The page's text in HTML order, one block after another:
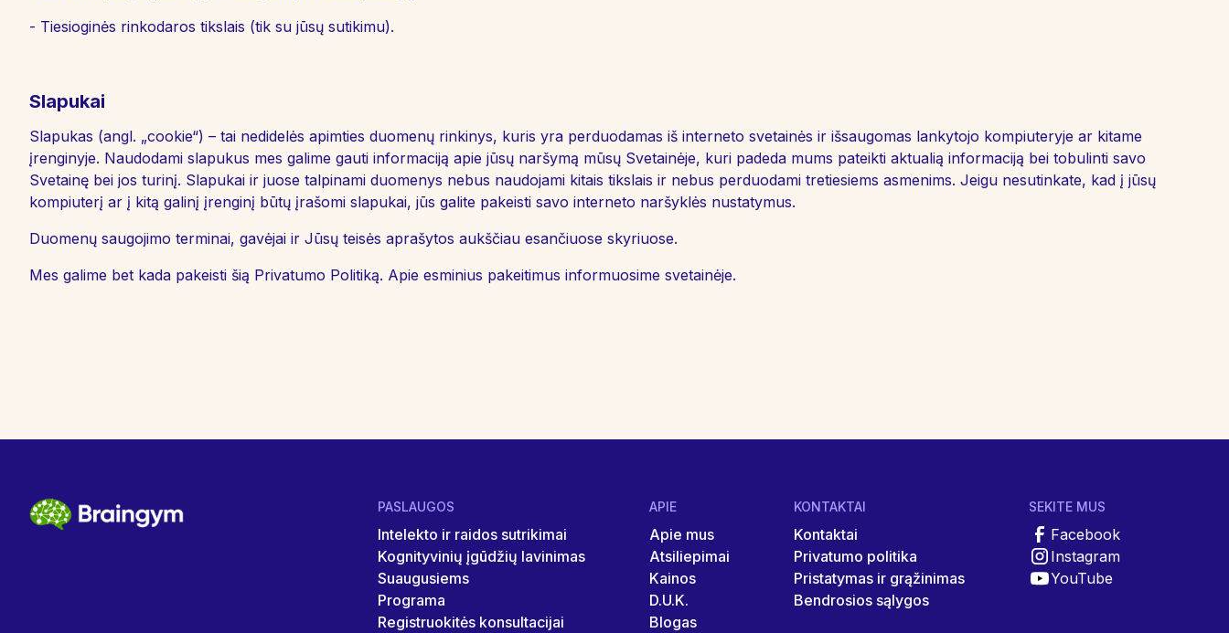
- Tiesioginės rinkodaros tikslais (tik su jūsų sutikimu).
Slapukai
Slapukas (angl. „cookie“) – tai nedidelės apimties duomenų rinkinys, kuris yra perduodamas iš interneto svetainės ir išsaugomas lankytojo kompiuteryje ar kitame
įrenginyje. Naudodami slapukus mes galime gauti informaciją apie jūsų naršymą mūsų Svetainėje, kuri padeda mums pateikti aktualią informaciją bei tobulinti savo
Svetainę bei jos turinį. Slapukai ir juose talpinami duomenys nebus naudojami kitais tikslais ir nebus perduodami tretiesiems asmenims. Jeigu nesutinkate, kad į jūsų
kompiuterį ar į kitą galinį įrenginį būtų įrašomi slapukai, jūs galite pakeisti savo interneto naršyklės nustatymus.
Duomenų saugojimo terminai, gavėjai ir Jūsų teisės aprašytos aukščiau esančiuose skyriuose.
Mes galime bet kada pakeisti šią Privatumo Politiką. Apie esminius pakeitimus informuosime svetainėje.
PASLAUGOS
Intelekto ir raidos sutrikimai
Kognityvinių įgūdžių lavinimas
Suaugusiems
Programa
Registruokitės konsultacijai
APIE
Apie mus
Atsiliepimai
Kainos
D.U.K.
Blogas
KONTAKTAI
Kontaktai
Privatumo politika
Pristatymas ir grąžinimas
Bendrosios sąlygos
SEKITE MUS
Facebook
Instagram
YouTube